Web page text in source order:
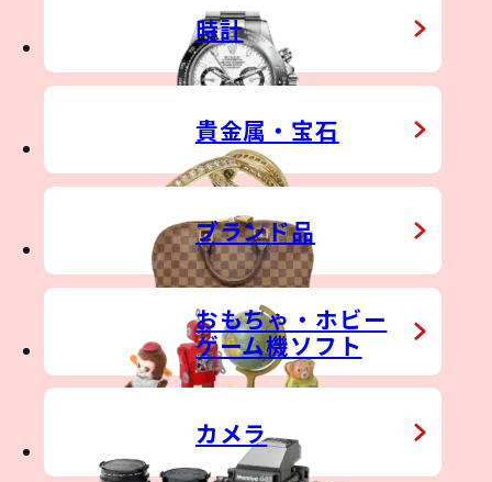
GEAR 時計
貴金属・宝石
ブランド品
おもちゃ・ホビー
ゲーム機ソフト
カメラ